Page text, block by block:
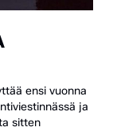
ensi vuonna
ja
sitten